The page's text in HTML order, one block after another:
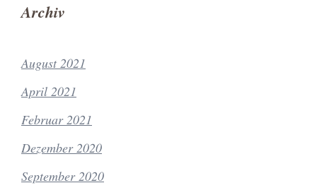
Archiv
August 2021
April 2021
Februar 2021
Dezember 2020
September 2020